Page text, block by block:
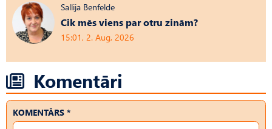
Sallija Benfelde
Cik mēs viens par otru zinām?
15:01, 2. Aug, 2026
Komentāri
KOMENTĀRS *